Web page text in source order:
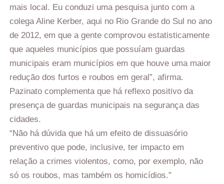
mais local. Eu conduzi uma pesquisa junto com a
colega Aline Kerber, aqui no Rio Grande do Sul no ano
de 2012, em que a gente comprovou estatisticamente
que aqueles municípios que possuíam guardas
municipais eram municípios em que houve uma maior
redução dos furtos e roubos em geral”, afirma.
Pazinato complementa que há reflexo positivo da
presença de guardas municipais na segurança das
cidades.
“Não há dúvida que há um efeito de dissuasório
preventivo que pode, inclusive, ter impacto em
relação a crimes violentos, como, por exemplo, não
só os roubos, mas também os homicídios.”